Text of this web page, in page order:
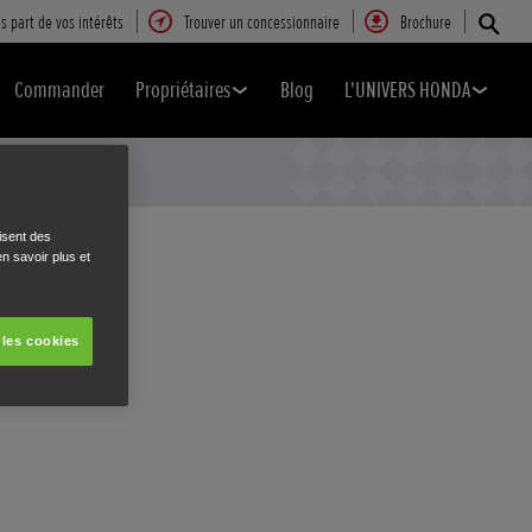
part de vos intérêts Trouver un concessionnaire Brochure
Commander Propriétaires Blog L'UNIVERS HONDA
des
savoir plus et
cookies